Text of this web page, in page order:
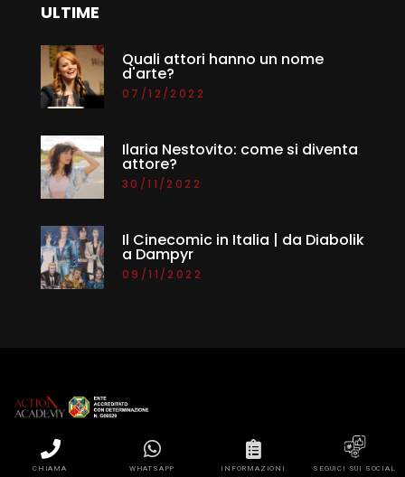
ULTIME
Quali attori hanno un nome
d'arte?
07/12/2022
Ilaria Nestovito: come si diventa
attore?
30/11/2022
Il Cinecomic in Italia | da Diabolik
a Dampyr
09/11/2022